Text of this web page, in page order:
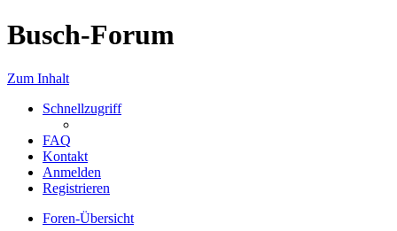
Busch-Forum
Zum Inhalt
Schnellzugriff
FAQ
Kontakt
Anmelden
Registrieren
Foren-Übersicht